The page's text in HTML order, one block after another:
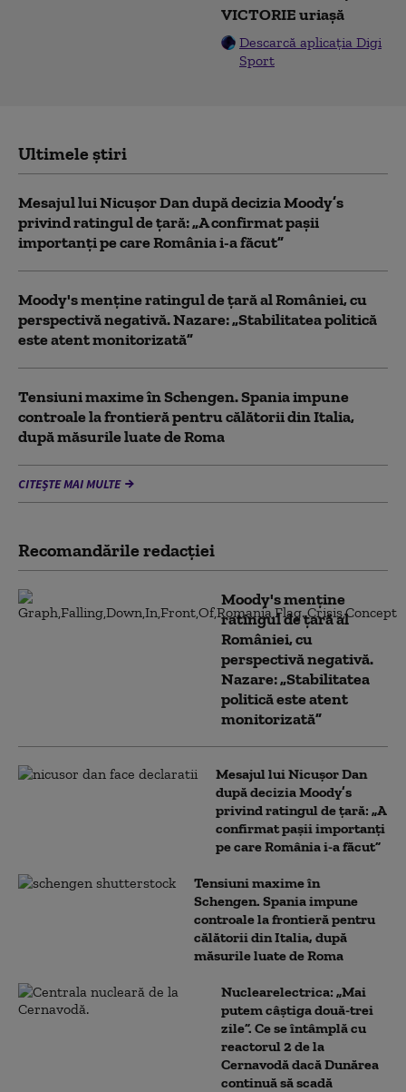
VICTORIE uriașă
Descarcă aplicația Digi
Sport
Ultimele știri
Mesajul lui Nicușor Dan după decizia Moody’s
privind ratingul de țară: „A confirmat pașii
importanți pe care România i-a făcut”
Moody's menține ratingul de țară al României, cu
perspectivă negativă. Nazare: „Stabilitatea politică
este atent monitorizată”
Tensiuni maxime în Schengen. Spania impune
controale la frontieră pentru călătorii din Italia,
după măsurile luate de Roma
CITEȘTE MAI MULTE
Recomandările redacţiei
Moody's menține
ratingul de țară al
României, cu
perspectivă negativă.
Nazare: „Stabilitatea
politică este atent
monitorizată”
Mesajul lui Nicușor Dan
după decizia Moody’s
privind ratingul de țară: „A
confirmat pașii importanți
pe care România i-a făcut”
Tensiuni maxime în
Schengen. Spania impune
controale la frontieră pentru
călătorii din Italia, după
măsurile luate de Roma
Nuclearelectrica: „Mai
putem câștiga două-trei
zile”. Ce se întâmplă cu
reactorul 2 de la
Cernavodă dacă Dunărea
continuă să scadă